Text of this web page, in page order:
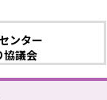
ンター
協議会